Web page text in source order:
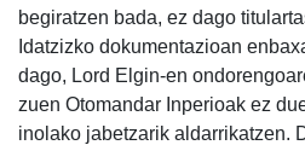
begiratzen bada, ez dago
Idatzizko dokumentazioan
dago, Lord Elgin-en
zuen Otomandar Inperioak ez
inolako jabetzarik aldarrikatzen.